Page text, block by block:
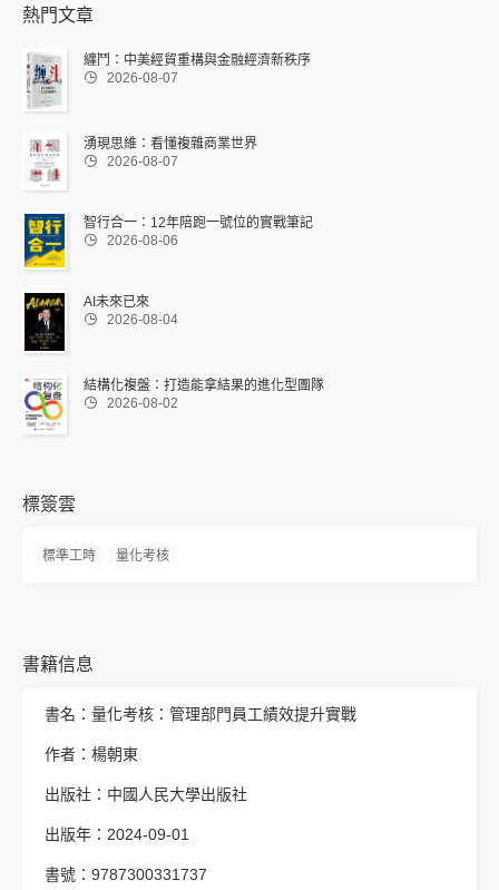
熱門文章
纏鬥：中美經貿重構與金融經濟新秩序
 2026-08-07
湧現思維：看懂複雜商業世界
 2026-08-07
智行合一：12年陪跑一號位的實戰筆記
 2026-08-06
AI未來已來
 2026-08-04
結構化複盤：打造能拿結果的進化型團隊
 2026-08-02
標簽雲
標準工時 量化考核
書籍信息
書名：量化考核：管理部門員工績效提升實戰
作者：楊朝東
出版社：中國人民大學出版社
出版年：2024-09-01
書號：9787300331737